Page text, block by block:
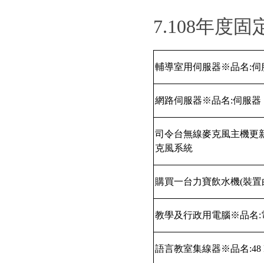
7.108年度固
輔導室用伺服器※品名:伺
網路伺服器※品名:伺服器
司令台無線麥克風主機
克風系統
購買一台力寶飲水機(裝置
教學及行政用電腦※品名:
語言教室集線器※品名:48